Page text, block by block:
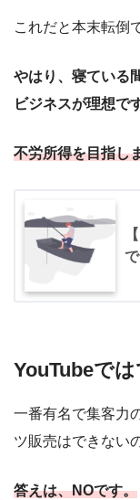
これだと本末転倒
やはり、寝ている
ビジネスが理想で
不労所得を目指し
YouTubeで
一番有名で集客力
ツ販売はできない
答えは、NOです。